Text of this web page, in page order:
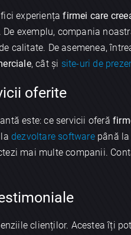
experiențafirmei care
exemplu, compania
calitate. De asemenea,
, cât și site-uri de
oferite
este: ce servicii oferă
dezvoltare softwarepână la
mai multe companii.
clienților. Acestea îți